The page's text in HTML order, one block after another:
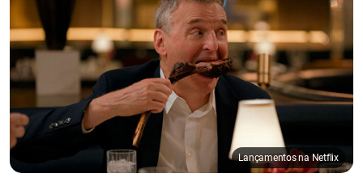
Lançamentos na Netflix